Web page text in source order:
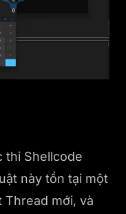
thi Shellcode
này tồn tại một
Thread mới, và